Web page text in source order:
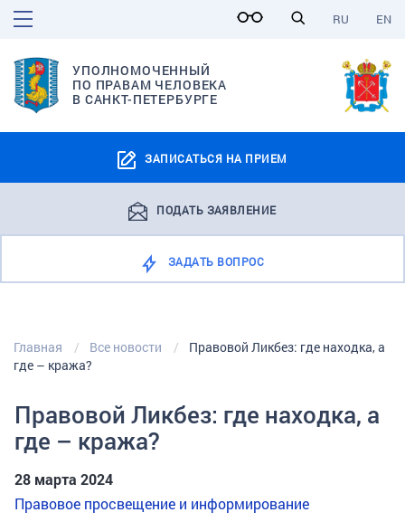
EN
RU
УПОЛНОМОЧЕННЫЙ
ПО ПРАВАМ ЧЕЛОВЕКА
В САНКТ-ПЕТЕРБУРГЕ
ЗАПИСАТЬСЯ НА ПРИЕМ
ПОДАТЬ ЗАЯВЛЕНИЕ
ЗАДАТЬ ВОПРОС
Главная Все новости
Правовой Ликбез: где находка, а
где – кража?
Правовой Ликбез: где находка, а
где – кража?
28 марта 2024
Правовое просвещение и информирование